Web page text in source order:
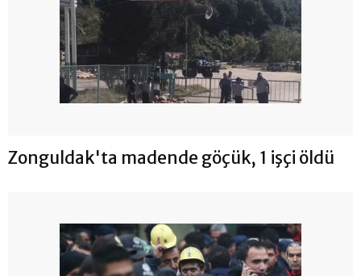
Zonguldak'ta madende göçük, 1 işçi öldü